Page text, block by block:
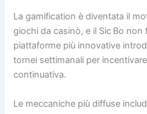
La gamification è diventata il
giochi da casinò, e il Sic Bo non
piattaforme più innovative
tornei settimanali per
continuativa.
Le meccaniche più diffuse